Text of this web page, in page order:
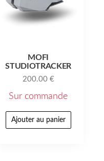
MOFI
STUDIOTRACKER
200.00 €
Sur commande
Ajouter au panier